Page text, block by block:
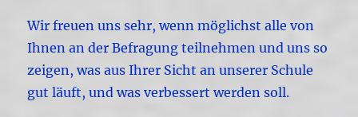
Wir freuen uns sehr, wenn möglichst alle von
Ihnen an der Befragung teilnehmen und uns so
zeigen, was aus Ihrer Sicht an unserer Schule
gut läuft, und was verbessert werden soll.